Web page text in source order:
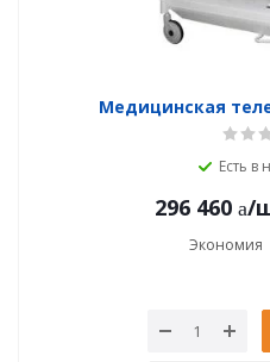
Медицинская
Есть в
296 460 /
Экономия